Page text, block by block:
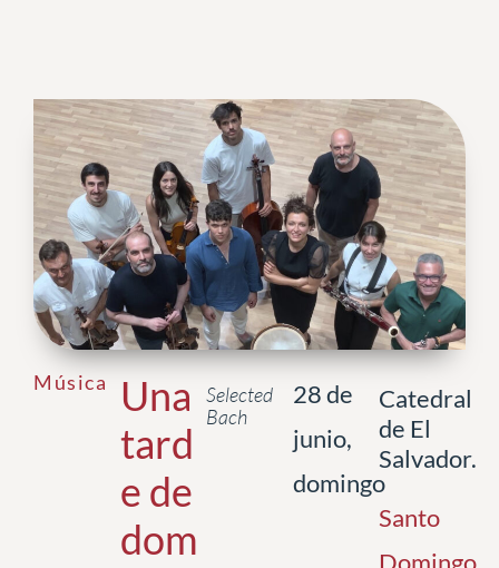
Música
Una
tard
e de
dom
Selected
Bach
28 de
junio,
domingo
Catedral
de El
Salvador.
Santo
Domingo